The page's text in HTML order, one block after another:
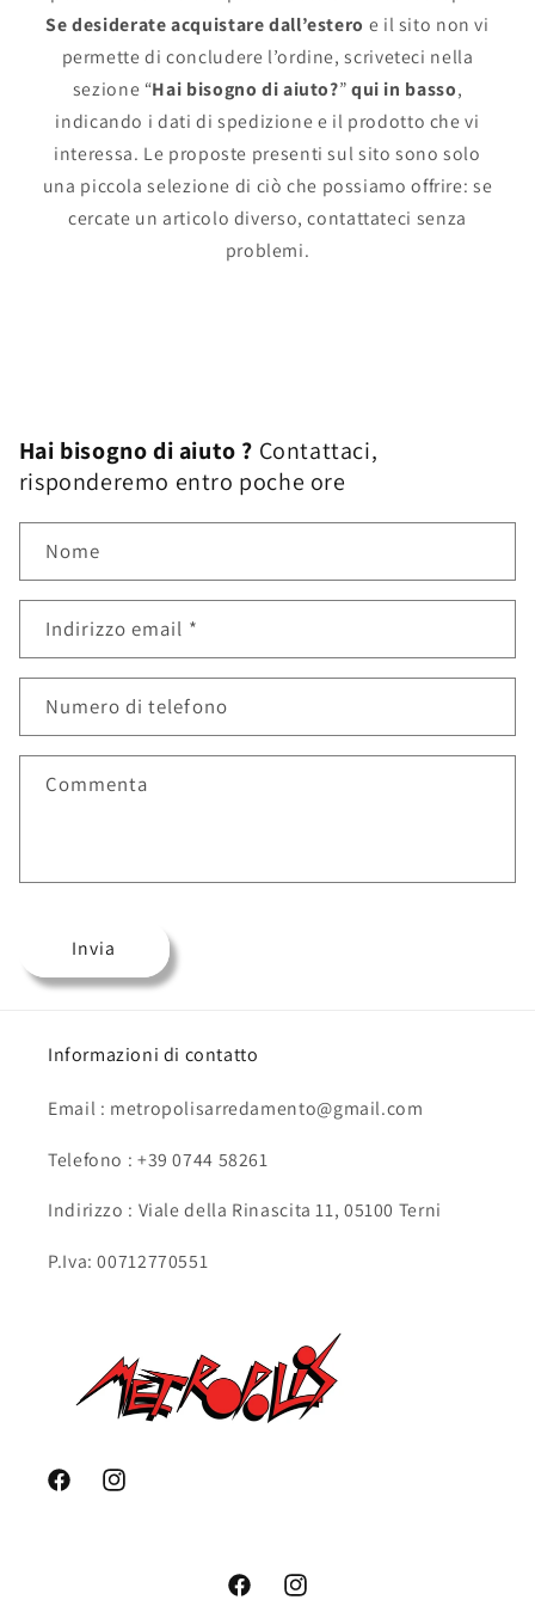
Se desiderate acquistare dall’estero e il sito non vi
permette di concludere l’ordine, scriveteci nella
sezione “Hai bisogno di aiuto?”qui in basso,
indicando i dati di spedizione e il prodotto che vi
interessa. Le proposte presenti sul sito sono solo
una piccola selezione di ciò che possiamo offrire: se
cercate un articolo diverso, contattateci senza
problemi.
Hai bisogno di aiuto ? Contattaci,
risponderemo entro poche ore
Nome
Indirizzo email *
Numero di telefono
Commenta
Invia
Informazioni di contatto
Email : metropolisarredamento@gmail.com
Telefono : +39 0744 58261
Indirizzo : Viale della Rinascita 11, 05100 Terni
P.Iva: 00712770551
FacebookInstagram
FacebookInstagram